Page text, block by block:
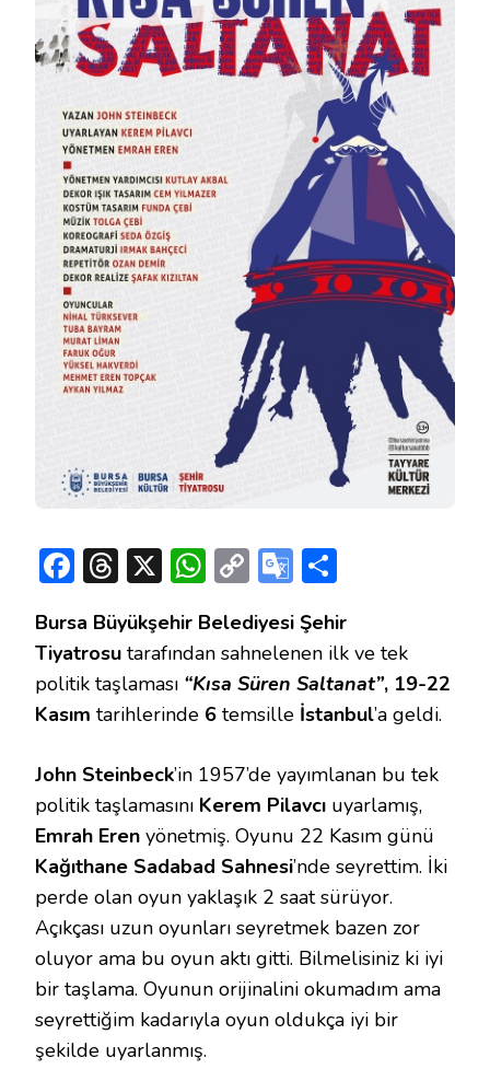
Facebook
Threads
X WhatsApp
CopyGoogle
Bursa Büyükşehir Belediyesi Şehir
Tiyatrosu tarafından sahnelenen ilk ve tek
politik taşlaması “Kısa Süren Saltanat”, 19-22
Kasım tarihlerinde 6 temsille İstanbul’a geldi.
John Steinbeck’in 1957’de yayımlanan bu tek
politik taşlamasını Kerem Pilavcı uyarlamış,
Emrah Eren yönetmiş. Oyunu 22 Kasım günü
Kağıthane Sadabad Sahnesi’nde seyrettim. İki
perde olan oyun yaklaşık 2 saat sürüyor.
Açıkçası uzun oyunları seyretmek bazen zor
oluyor ama bu oyun aktı gitti. Bilmelisiniz ki iyi
bir taşlama. Oyunun orijinalini okumadım ama
seyrettiğim kadarıyla oyun oldukça iyi bir
şekilde uyarlanmış.